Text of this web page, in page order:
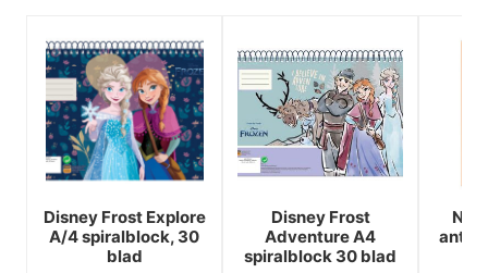
Disney Frost Explore
A/4 spiralblock, 30
blad
Disney Frost
Adventure A4
spiralblock 30 blad